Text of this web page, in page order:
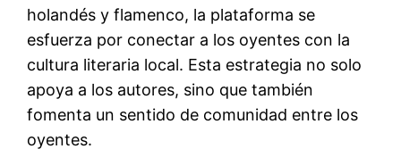
holandés y flamenco, la plataforma se
esfuerza por conectar a los oyentes con la
cultura literaria local. Esta estrategia no solo
apoya a los autores, sino que también
fomenta un sentido de comunidad entre los
oyentes.